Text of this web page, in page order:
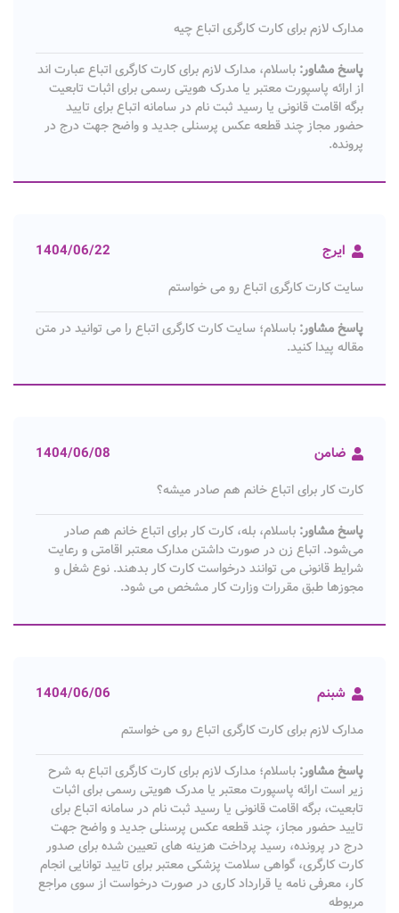
مدارک لازم برای کارت کارگری اتباع چیه
پاسخ مشاور: باسلام، مدارک لازم برای کارت کارگری اتباع عبارت اند
از ارائه پاسپورت معتبر یا مدرک هویتی رسمی برای اثبات تابعیت
برگه اقامت قانونی یا رسید ثبت نام در سامانه اتباع برای تایید
حضور مجاز چند قطعه عکس پرسنلی جدید و واضح جهت درج در
پرونده.
ایرج 1404/06/22
سایت کارت کارگری اتباع رو می خواستم
پاسخ مشاور: باسلام؛ سایت کارت کارگری اتباع را می توانید در متن
مقاله پیدا کنید.
ضامن 1404/06/08
کارت کار برای اتباع خانم هم صادر میشه؟
پاسخ مشاور: باسلام، بله، کارت کار برای اتباع خانم هم صادر
می‌شود. اتباع زن در صورت داشتن مدارک معتبر اقامتی و رعایت
شرایط قانونی می‌ توانند درخواست کارت کار بدهند. نوع شغل و
مجوزها طبق مقررات وزارت کار مشخص می‌ شود.
شبنم 1404/06/06
مدارک لازم برای کارت کارگری اتباع رو می خواستم
پاسخ مشاور: باسلام؛ مدارک لازم برای کارت کارگری اتباع به شرح
زیر است ارائه پاسپورت معتبر یا مدرک هویتی رسمی برای اثبات
تابعیت، برگه اقامت قانونی یا رسید ثبت نام در سامانه اتباع برای
تایید حضور مجاز، چند قطعه عکس پرسنلی جدید و واضح جهت
درج در پرونده، رسید پرداخت هزینه های تعیین شده برای صدور
کارت کارگری، گواهی سلامت پزشکی معتبر برای تایید توانایی انجام
کار، معرفی نامه یا قرارداد کاری در صورت درخواست از سوی مراجع
مربوطه